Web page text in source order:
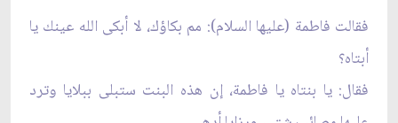
فقالت فاطمة (عليها السلام): مم بكاؤك، لا أبكى الله عينك يا
أبتاه؟
فقال: يا بنتاه يا فاطمة، إن هذه البنت ستبلى ببلايا وترد